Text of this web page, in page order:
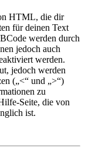
HTML, die dir
für deinen Text
werden durch
jedoch auch
werden.
jedoch werden
(„<“ und „>“)
zu
Seite, die von
ist.